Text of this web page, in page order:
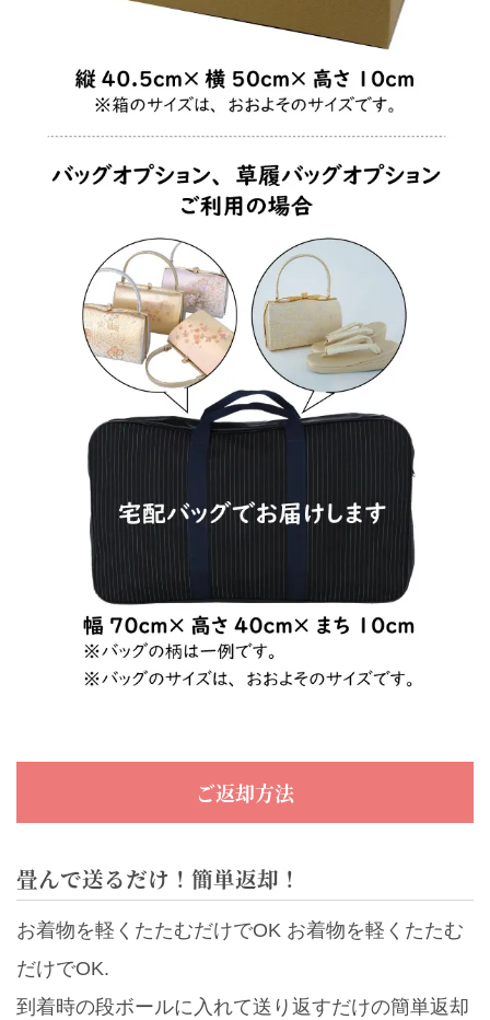
ご返却方法
畳んで送るだけ！簡単返却！
お着物を軽くたたむだけでOK お着物を軽くたたむ
だけでOK.
到着時の段ボールに入れて送り返すだけの簡単返却